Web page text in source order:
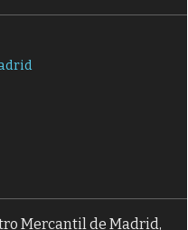
Mercantil de Madrid,